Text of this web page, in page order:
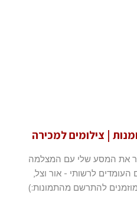
| צילומים למכירה
את המסע שלי עם המצלמה
העומדים לרשותי - אור וצל,
להתרשם מהתמונות:)